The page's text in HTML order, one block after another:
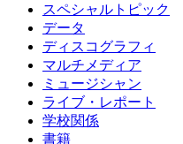
スペシャルトピック
データ
ディスコグラフィ
マルチメディア
ミュージシャン
ライブ・レポート
学校関係
書籍